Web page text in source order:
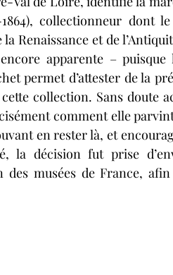
1864), collectionneur dont
Renaissance et de
apparente –
permet d’attester de la
collection. Sans doute
comment elle
en rester là, et
la décision fut prise
musées de France,